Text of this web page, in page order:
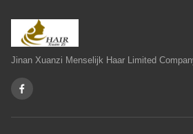
Jinan Xuanzi Menselijk Haar Limited